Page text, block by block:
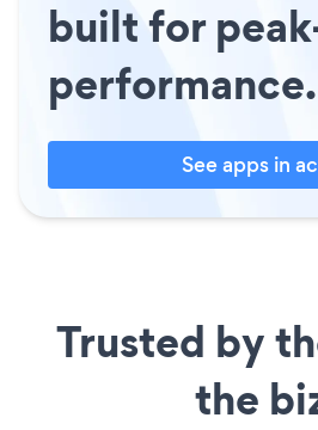
built for
performance.
See apps in
Trusted by
the